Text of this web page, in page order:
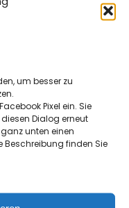
um besser zu
Pixel ein. Sie
Dialog erneut
unten einen
Beschreibung finden Sie